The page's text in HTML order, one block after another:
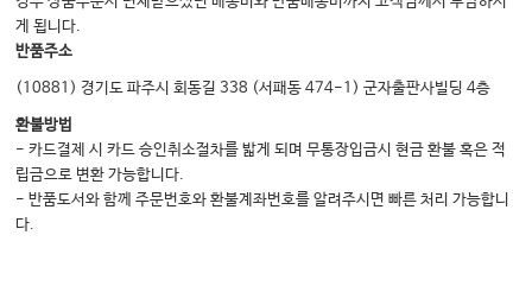
게 됩니다.
반품주소
(10881) 경기도 파주시 회동길 338 (서패동 474-1) 군자출판사빌딩 4층
환불방법
- 카드결제 시 카드 승인취소절차를 밟게 되며 무통장입금시 현금 환불 혹은 적
립금으로 변환 가능합니다.
- 반품도서와 함께 주문번호와 환불계좌번호를 알려주시면 빠른 처리 가능합니
다.